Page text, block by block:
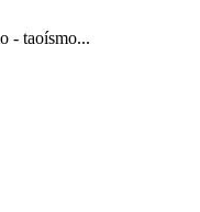
- taoísmo...